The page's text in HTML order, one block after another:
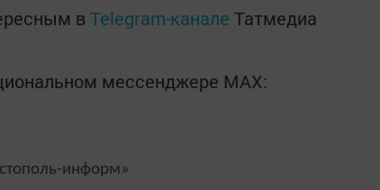
в Telegram-канале Татмедиа
мессенджере MАХ:
информ»